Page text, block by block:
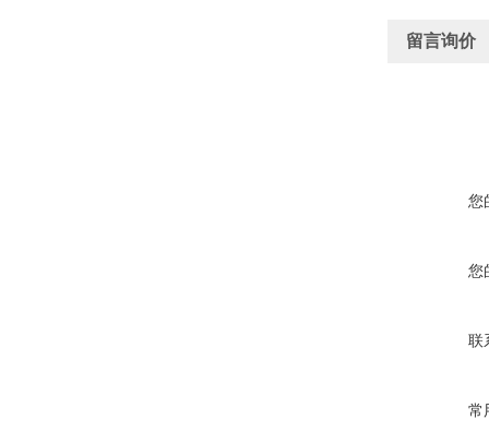
留言询价
您
您
联
常